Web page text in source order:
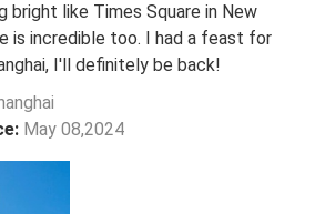
bright like Times Square in New
is incredible too. I had a feast for
I'll definitely be back!
May 08,2024